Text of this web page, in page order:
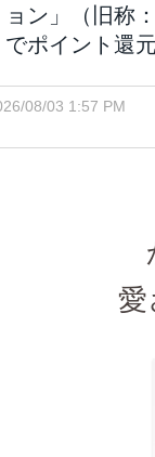
ョン」（旧称
でポイント還
08/03 1:57 PM
愛